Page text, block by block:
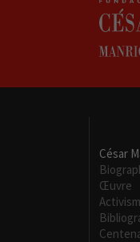
César
Œuvre